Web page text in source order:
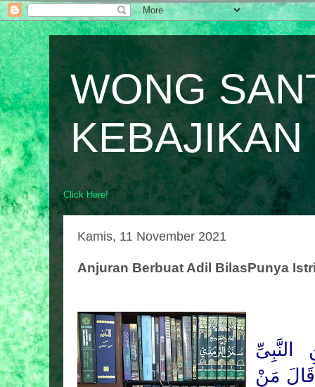
WONG
KEBAJIKAN
Click Here!
Kamis, 11 November 2021
Anjuran Berbuat Adil BilasPunya
مَنْ